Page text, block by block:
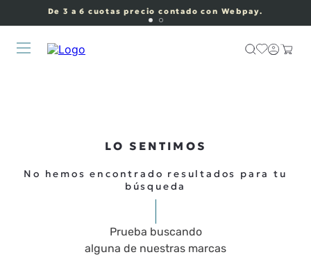
De 3 a 6 cuotas precio contado con Webpay.
LO SENTIMOS
No hemos encontrado resultados para tu
búsqueda
Prueba buscando
alguna de nuestras marcas